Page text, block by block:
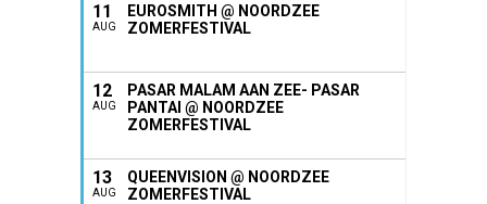
11
AUG
EUROSMITH @ NOORDZEE
ZOMERFESTIVAL
12
AUG
PASAR MALAM AAN ZEE- PASAR
PANTAI @ NOORDZEE
ZOMERFESTIVAL
13
AUG
QUEENVISION @ NOORDZEE
ZOMERFESTIVAL